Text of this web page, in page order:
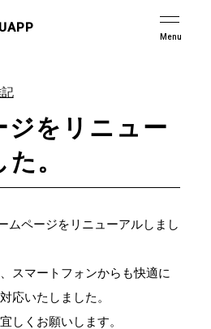
UAPP
ジをリニュー
。
ムページをリニューアルしまし
スマートフォンからも快適に
応いたしました。
しくお願いします。